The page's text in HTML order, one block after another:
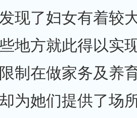
现了妇女有着较
地方就此得以实
制在做家务及养
为她们提供了场